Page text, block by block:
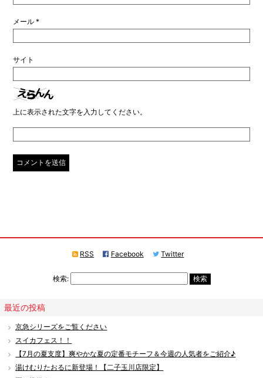
メール *
サイト
上に表示された文字を入力してください。
RSS Facebook Twitter
検索:
最近の投稿
京急シリーズをご覧ください
スイカフェス！！
【7月の夏支度】爽やかな夏の定番モチーフ＆今週の人気者をご紹介♪
湯けむりたおるに新登場！【二子玉川店限定】